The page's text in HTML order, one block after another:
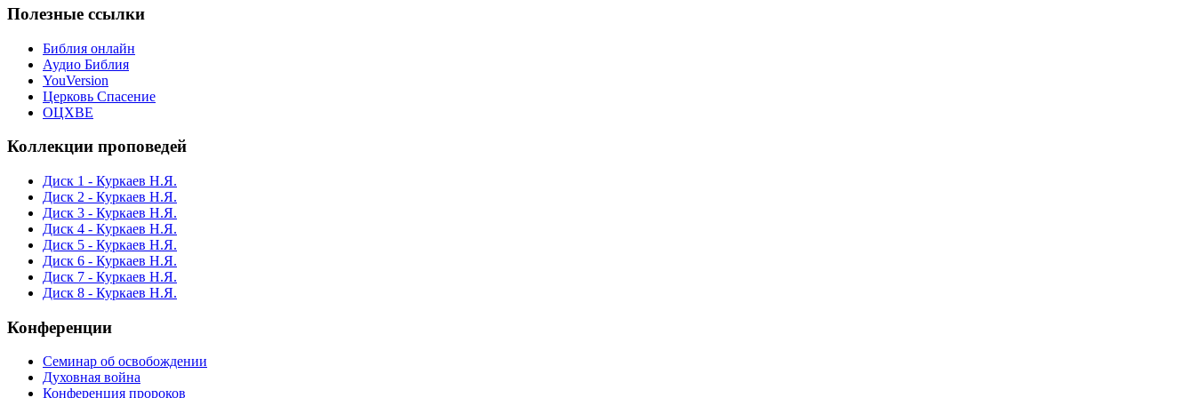
Полезные ссылки
Библия онлайн
Аудио Библия
YouVersion
Церковь Спасение
ОЦХВЕ
Коллекции проповедей
Диск 1 - Куркаев Н.Я.
Диск 2 - Куркаев Н.Я.
Диск 3 - Куркаев Н.Я.
Диск 4 - Куркаев Н.Я.
Диск 5 - Куркаев Н.Я.
Диск 6 - Куркаев Н.Я.
Диск 7 - Куркаев Н.Я.
Диск 8 - Куркаев Н.Я.
Конференции
Семинар об освобождении
Духовная война
Конференция пророков